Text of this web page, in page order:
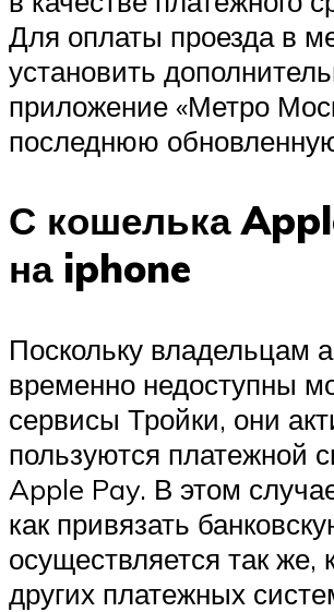
Для оплаты проезда в
установить
приложение «Метро
последнюю
С кошелька
на iphone
Поскольку владельцам
временно недоступны
сервисы Тройки, они
пользуются платежной
Apple Pay. В этом
как привязать
осуществляется так же,
других платежных